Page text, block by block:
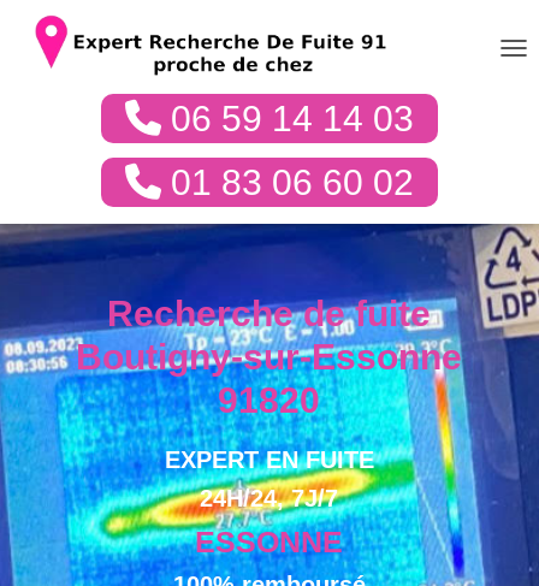
06 59 14 14 03
01 83 06 60 02
Recherche de fuite
Boutigny-sur-Essonne
91820
EXPERT EN FUITE
24H/24, 7J/7
ESSONNE